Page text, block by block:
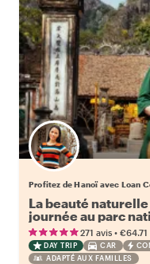
Profitez de Hanoï avec Loan
La beauté
journée au parc
271 avis • €64.71
DAY TRIP CAR
ADAPTÉ AUX FAMILLES